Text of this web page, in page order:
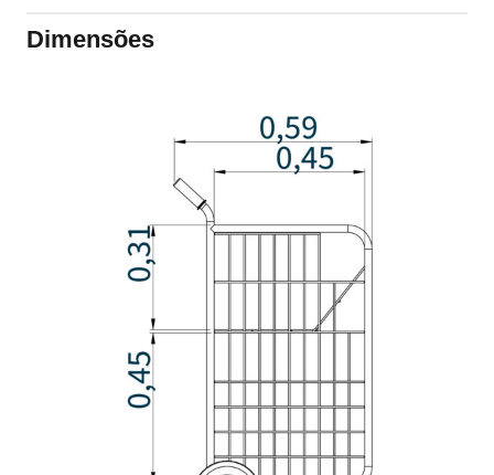
Dimensões